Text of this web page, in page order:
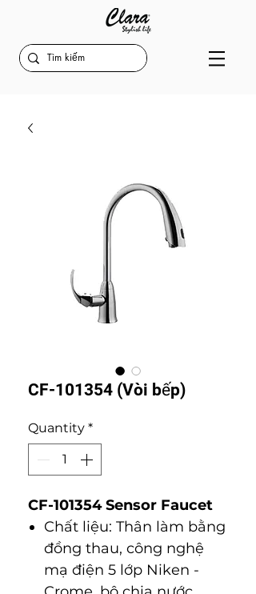
CF-101354 (Vòi bếp)
Quantity *
CF-101354 Sensor Faucet
Chất liệu: Thân làm bằng
đồng thau, công nghệ
mạ điện 5 lớp Niken -